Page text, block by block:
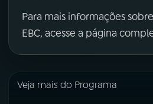
Para mais informações
EBC, acesse a página
Veja mais do Programa